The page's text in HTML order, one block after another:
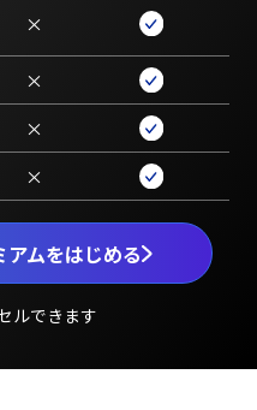
アムをはじめる
ルできます
×
×
×
×